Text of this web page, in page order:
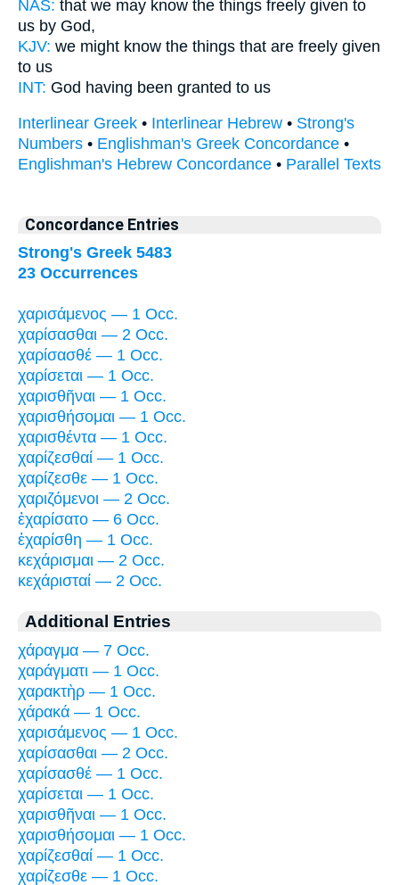
NAS: that we may know the things freely given to
us by God,
KJV: we might know the things that are freely given
to us
INT: God having been granted to us
Interlinear Greek • Interlinear Hebrew • Strong's
Numbers • Englishman's Greek Concordance •
Englishman's Hebrew Concordance • Parallel Texts
Concordance Entries
Strong's Greek 5483
23 Occurrences
χαρισάμενος — 1 Occ.
χαρίσασθαι — 2 Occ.
χαρίσασθέ — 1 Occ.
χαρίσεται — 1 Occ.
χαρισθῆναι — 1 Occ.
χαρισθήσομαι — 1 Occ.
χαρισθέντα — 1 Occ.
χαρίζεσθαί — 1 Occ.
χαρίζεσθε — 1 Occ.
χαριζόμενοι — 2 Occ.
ἐχαρίσατο — 6 Occ.
ἐχαρίσθη — 1 Occ.
κεχάρισμαι — 2 Occ.
κεχάρισταί — 2 Occ.
Additional Entries
χάραγμα — 7 Occ.
χαράγματι — 1 Occ.
χαρακτὴρ — 1 Occ.
χάρακά — 1 Occ.
χαρισάμενος — 1 Occ.
χαρίσασθαι — 2 Occ.
χαρίσασθέ — 1 Occ.
χαρίσεται — 1 Occ.
χαρισθῆναι — 1 Occ.
χαρισθήσομαι — 1 Occ.
χαρίζεσθαί — 1 Occ.
χαρίζεσθε — 1 Occ.